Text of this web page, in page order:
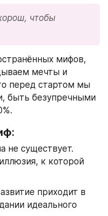
чтобы
мифов,
мечты и
перед стартом мы
быть безупречными
не существует.
к которой
приходит в
идеального